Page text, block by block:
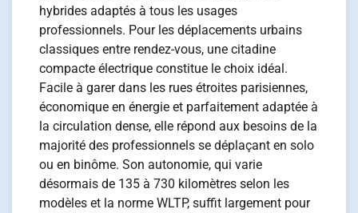
hybrides adaptés à tous les usages
professionnels. Pour les déplacements urbains
classiques entre rendez-vous, une citadine
compacte électrique constitue le choix idéal.
Facile à garer dans les rues étroites parisiennes,
économique en énergie et parfaitement adaptée à
la circulation dense, elle répond aux besoins de la
majorité des professionnels se déplaçant en solo
ou en binôme. Son autonomie, qui varie
désormais de 135 à 730 kilomètres selon les
modèles et la norme WLTP, suffit largement pour